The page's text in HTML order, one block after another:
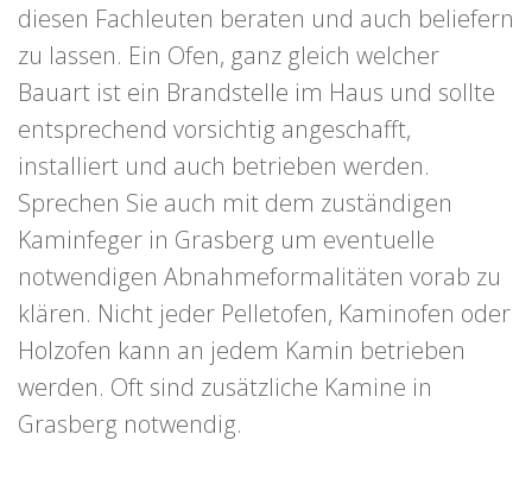
diesen Fachleuten beraten und auch beliefern
zu lassen. Ein Ofen, ganz gleich welcher
Bauart ist ein Brandstelle im Haus und sollte
entsprechend vorsichtig angeschafft,
installiert und auch betrieben werden.
Sprechen Sie auch mit dem zuständigen
Kaminfeger in Grasberg um eventuelle
notwendigen Abnahmeformalitäten vorab zu
klären. Nicht jeder Pelletofen, Kaminofen oder
Holzofen kann an jedem Kamin betrieben
werden. Oft sind zusätzliche Kamine in
Grasberg notwendig.